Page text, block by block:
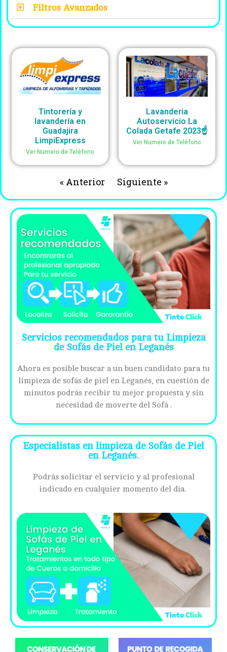
Filtros Avanzados
Tintorería y
lavandería en
Guadajira
LimpiExpress
Ver Numero de Teléfono
Lavanderia
Autoservicio La
Colada Getafe 2023☝️
Ver Numero de Teléfono
« Anterior Siguiente »
Servicios recomendados para tu Limpieza
de Sofás de Piel en Leganés
Ahora es posible buscar a un buen candidato para tu
limpieza de sofás de piel en Leganés, en cuestión de
minutos podrás recibir tu mejor propuesta y sin
necesidad de moverte del Sofá .
Especialistas en limpieza de Sofás de Piel
en Leganés.
Podrás solicitar el servicio y al profesional
indicado en cualquier momento del día.